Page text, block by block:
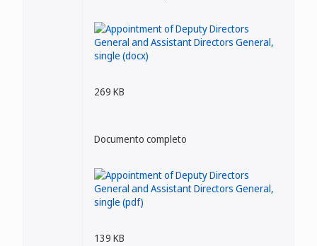
269 KB
Documento completo
139 KB